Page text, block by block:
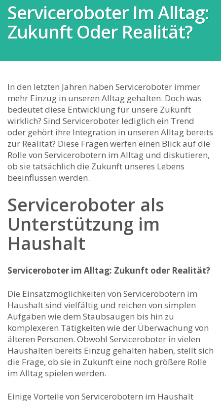
Serviceroboter Im Alltag:
Zukunft Oder Realität?
In den letzten Jahren haben ‍Serviceroboter‍ immer
mehr Einzug in unseren ⁣Alltag gehalten. Doch was
⁢bedeutet diese Entwicklung für unsere Zukunft
wirklich? Sind ⁣Serviceroboter lediglich ein Trend
oder gehört​ ihre Integration in unseren Alltag bereits
zur Realität? Diese Fragen werfen einen Blick auf ⁤die
Rolle von Servicerobotern im ‍Alltag und diskutieren,⁤
ob sie tatsächlich die Zukunft unseres ⁢Lebens
beeinflussen werden.
Serviceroboter als
Unterstützung im
Haushalt
Serviceroboter im Alltag: Zukunft ‍oder Realität?
Die Einsatzmöglichkeiten von Servicerobotern im
Haushalt ​sind ‌vielfältig und reichen von simplen
Aufgaben‌ wie dem Staubsaugen bis hin ⁣zu
komplexeren⁣ Tätigkeiten wie der Überwachung von
älteren Personen. Obwohl Serviceroboter in vielen
Haushalten⁤ bereits Einzug gehalten haben,⁤ stellt sich⁤
die Frage, ob sie in Zukunft eine noch größere Rolle
im Alltag spielen werden.
Einige Vorteile von Servicerobotern im Haushalt